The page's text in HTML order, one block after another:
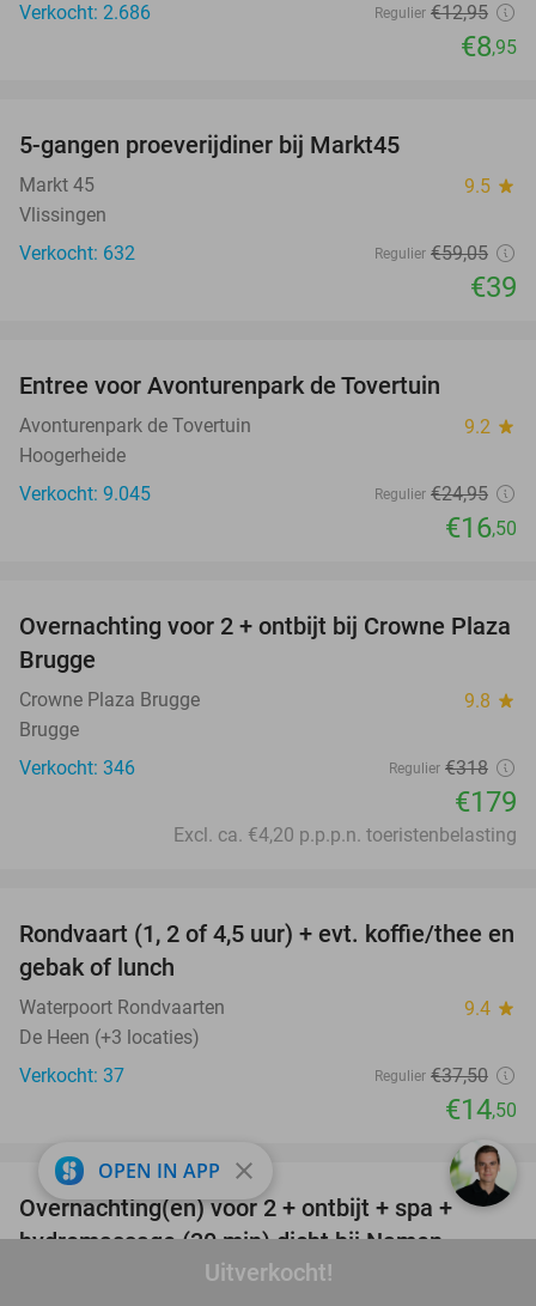
Uitverkocht!
Verkocht: 2.686
Regulier €12,95
€8,95
5-gangen proeverijdiner bij Markt45
Markt 45 9.5 star
Vlissingen
Verkocht: 632
Regulier €59,05
€39
Entree voor Avonturenpark de Tovertuin
Avonturenpark de Tovertuin 9.2 star
Hoogerheide
Verkocht: 9.045
Regulier €24,95
€16,50
44%
Overnachting voor 2 + ontbijt bij Crowne Plaza
Brugge
Crowne Plaza Brugge 9.8 star
Brugge
Verkocht: 346
Regulier €318
€179
Excl. ca. €4,20 p.p.p.n. toeristenbelasting
61%
Rondvaart (1, 2 of 4,5 uur) + evt. koffie/thee en
gebak of lunch
Waterpoort Rondvaarten 9.4 star
De Heen (+3 locaties)
Verkocht: 37
Regulier €37,50
€14,50
30%
favorite_border
Overnachting(en) voor 2 + ontbijt + spa +
hydromassage (30 min) dicht bij Namen
Domaine Sur Les Sarts
OPEN IN APP close